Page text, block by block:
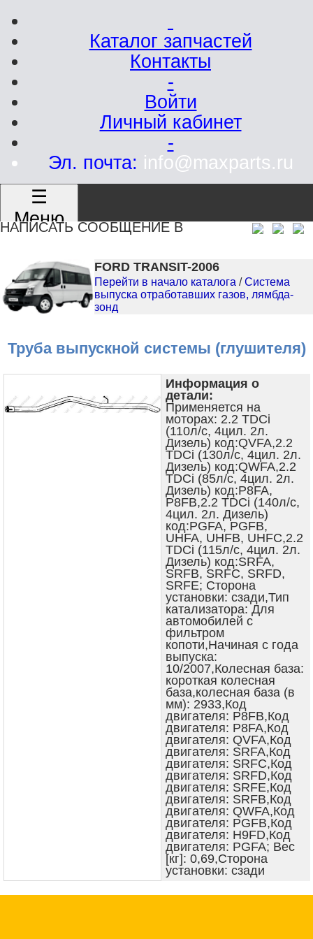
Каталог запчастей
Контакты
-
Войти
Личный кабинет
-
Эл. почта: info@maxparts.ru
☰
Меню
НАПИСАТЬ СООБЩЕНИЕ В
FORD TRANSIT-2006
Перейти в начало каталога /Система
выпуска отработавших газов, лямбда-
зонд
Труба выпускной системы (глушителя)
Информация о
детали:
Применяется на
моторах: 2.2 TDCi
(110л/с, 4цил. 2л.
Дизель) код:QVFA,2.2
TDCi (130л/с, 4цил. 2л.
Дизель) код:QWFA,2.2
TDCi (85л/с, 4цил. 2л.
Дизель) код:P8FA,
P8FB,2.2 TDCi (140л/с,
4цил. 2л. Дизель)
код:PGFA, PGFB,
UHFA, UHFB, UHFC,2.2
TDCi (115л/с, 4цил. 2л.
Дизель) код:SRFA,
SRFB, SRFC, SRFD,
SRFE; Сторона
установки: сзади,Тип
катализатора: Для
автомобилей с
фильтром
копоти,Начиная с года
выпуска:
10/2007,Колесная база:
короткая колесная
база,колесная база (в
мм): 2933,Код
двигателя: P8FB,Код
двигателя: P8FA,Код
двигателя: QVFA,Код
двигателя: SRFA,Код
двигателя: SRFC,Код
двигателя: SRFD,Код
двигателя: SRFE,Код
двигателя: SRFB,Код
двигателя: QWFA,Код
двигателя: PGFB,Код
двигателя: H9FD,Код
двигателя: PGFA; Вес
[кг]: 0,69,Сторона
установки: сзади